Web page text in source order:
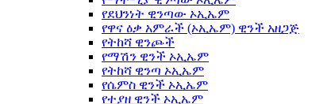
የደህንነት ዊንጣው ኦኢኤም
የዋና ዕቃ አምራች (ኦኢኤም) ዊንች አዘጋጅ
የትከሻ ዊንጮች
የማሽን ዊንች ኦኢኤም
የትከሻ ዊንጣ ኦኢኤም
የሴምስ ዊንች ኦኢኤም
የተያዘ ዊንች ኦኢኤም